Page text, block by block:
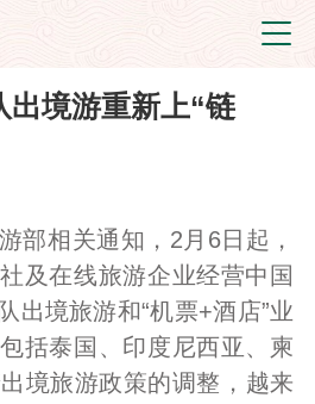
出境游重新上“链
相关通知，2月6日起，
及在线旅游企业经营中国
出境旅游和“机票+酒店”业
括泰国、印度尼西亚、柬
境旅游政策的调整，越来